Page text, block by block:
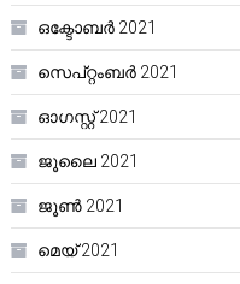
ഒക്ടോബർ 2021
സെപ്റ്റംബർ 2021
ഓഗസ്റ്റ്‌ 2021
ജൂലൈ 2021
ജൂൺ 2021
മെയ്‌ 2021